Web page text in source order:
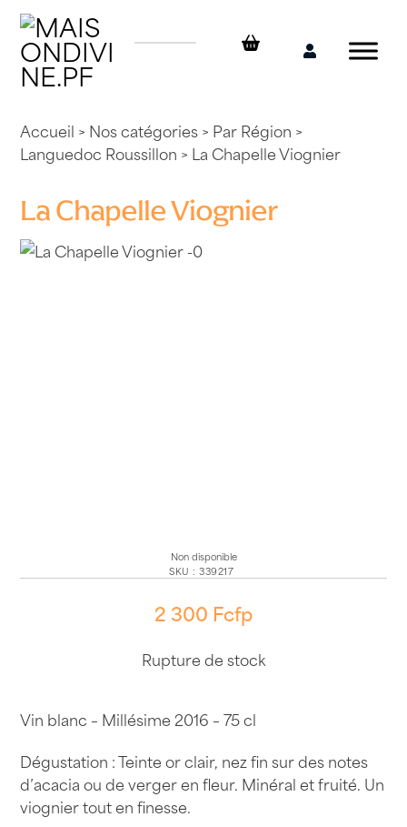
Skip
content
Mon
Accueil > Nos catégories> Par Région >
Languedoc Roussillon > La Chapelle Viognier
La Chapelle Viognier
Non disponible
SKU : 339217
2 300 Fcfp
Rupture de stock
Vin blanc – Millésime 2016 – 75 cl
Dégustation : Teinte or clair, nez fin sur des notes
d’acacia ou de verger en fleur. Minéral et fruité. Un
viognier tout en finesse.